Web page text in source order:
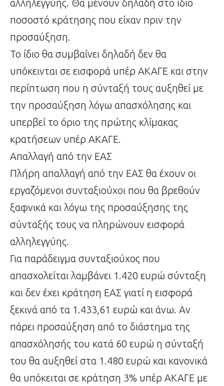
αλληλεγγύης. Θα μένουν δηλαδή στο ίδιο
ποσοστό κράτησης που είχαν πριν την
προσαύξηση.
Το ίδιο θα συμβαίνει δηλαδή δεν θα
υπόκεινται σε εισφορά υπέρ ΑΚΑΓΕ και στην
περίπτωση που η σύνταξή τους αυξηθεί με
την προσαύξηση λόγω απασχόλησης και
υπερβεί το όριο της πρώτης κλίμακας
κρατήσεων υπέρ ΑΚΑΓΕ.
Απαλλαγή από την ΕΑΣ
Πλήρη απαλλαγή από την ΕΑΣ θα έχουν οι
εργαζόμενοι συνταξιούχοι που θα βρεθούν
ξαφνικά και λόγω της προσαύξησης της
σύνταξής τους να πληρώνουν εισφορά
αλληλεγγύης.
Για παράδειγμα συνταξιούχος που
απασχολείται λαμβάνει 1.420 ευρώ σύνταξη
και δεν έχει κράτηση ΕΑΣ γιατί η εισφορά
ξεκινά από τα 1.433,61 ευρώ και άνω. Αν
πάρει προσαύξηση από το διάστημα της
απασχόλησής του κατά 60 ευρώ η σύνταξή
του θα αυξηθεί στα 1.480 ευρώ και κανονικά
θα υπόκειται σε κράτηση 3% υπέρ ΑΚΑΓΕ με